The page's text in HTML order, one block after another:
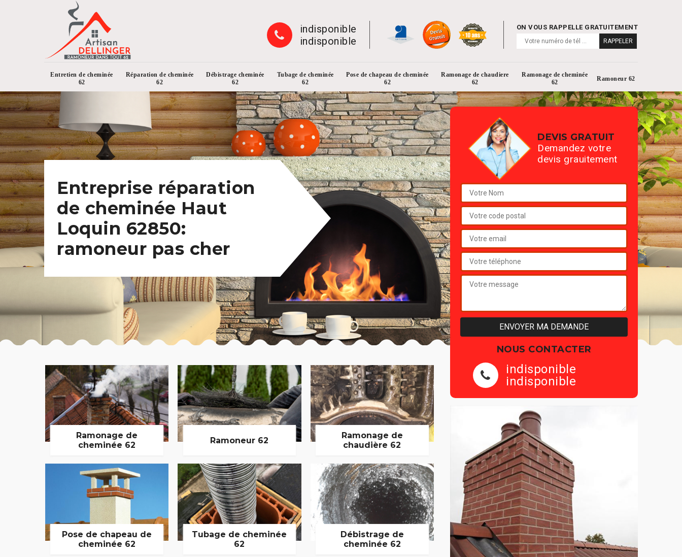
indisponible
indisponible
ON VOUS RAPPELLE GRATUITEMENT
Entretien de cheminée
62
Réparation de cheminée
62
Débistrage cheminée
62
Tubage de cheminée
62
Pose de chapeau de cheminée
62
Ramonage de chaudiere
62
Ramonage de cheminée
62
Ramoneur 62
Entreprise réparation
de cheminée Haut
Loquin 62850:
ramoneur pas cher
Ramonage de
cheminée 62
Ramoneur 62
Ramonage de
chaudière 62
Pose de chapeau de
cheminée 62
Tubage de cheminée
62
Débistrage de
cheminée 62
DEVIS GRATUIT
Demandez votre
devis grauitement
NOUS CONTACTER
indisponible
indisponible